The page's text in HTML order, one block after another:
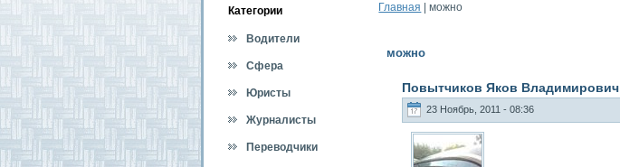
Категοрии
Водители
Сфера
обслуживания
Юристы
Журналисты
Переводчики
Главная | можно
можно
Повытчиков Яков Владимирович
23 Ноябрь, 2011 - 08:36